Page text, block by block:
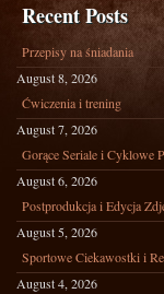
Recent Posts
Przepisy na śniadania
August 8, 2026
Ćwiczenia i trening
August 7, 2026
Gorące Seriale i Cyklowe
August 6, 2026
Postprodukcja i Edycja
August 5, 2026
Sportowe Ciekawostki i
August 4, 2026